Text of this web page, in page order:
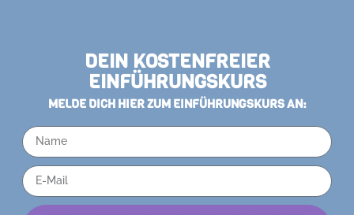
DEIN KOSTENFREIER
EINFÜHRUNGSKURS
MELDE DICH HIER ZUM EINFÜHRUNGSKURS AN: